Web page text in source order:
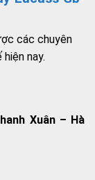
các chuyên
nay.
Xuân – Hà